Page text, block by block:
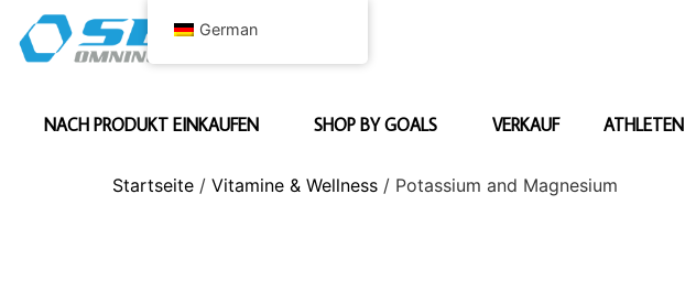
NACH PRODUKT EINKAUFEN SHOP BY GOALS VERKAUF ATHLETEN
Startseite / Vitamine & Wellness / Potassium and Magnesium
German